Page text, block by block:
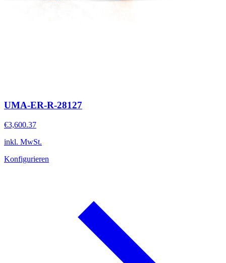
UMA-ER-R-28127
€3,600.37
inkl. MwSt.
Konfigurieren